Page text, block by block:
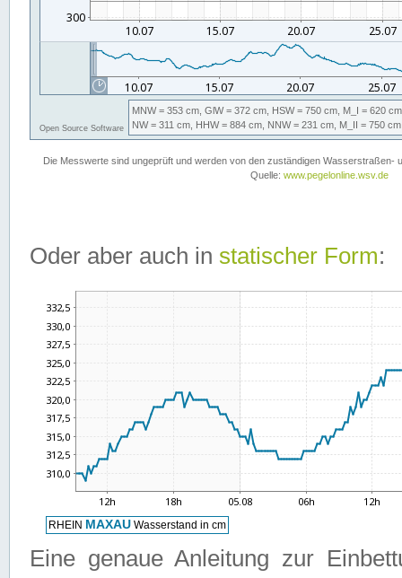
Oder aber auch in statischer Form:
Eine genaue Anleitung zur